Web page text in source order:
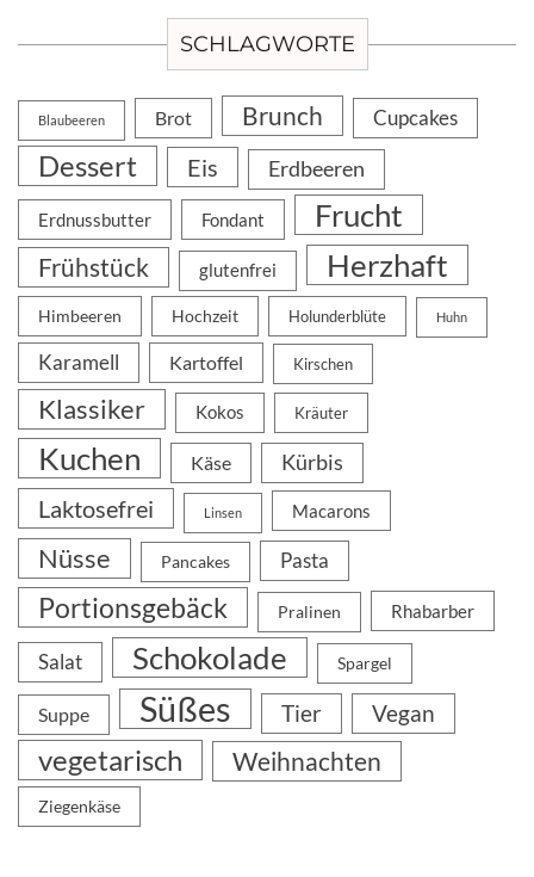
SCHLAGWORTE
Blaubeeren Brot Brunch Cupcakes
Dessert Eis Erdbeeren
Erdnussbutter Fondant Frucht
Frühstück glutenfrei Herzhaft
Himbeeren Hochzeit Holunderblüte Huhn
Karamell Kartoffel Kirschen
Klassiker Kokos Kräuter
Kuchen Käse Kürbis
Laktosefrei Linsen Macarons
Nüsse Pancakes Pasta
Portionsgebäck Pralinen Rhabarber
Salat Schokolade Spargel
Suppe Süßes Tier Vegan
vegetarisch Weihnachten
Ziegenkäse